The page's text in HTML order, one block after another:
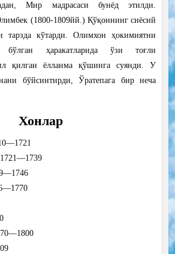
Мир мадрасаси бунёд этилди.
(1800-1809йй.) Қўқоннинг сиёсий
тарзда кўтарди. Олимхон ҳокимиятни
бўлган ҳаракатларида ўзи тоғли
қилган ёлланма қўшинга суянди. У
бўйсинтирди, Ўратепага бир неча
Хонлар